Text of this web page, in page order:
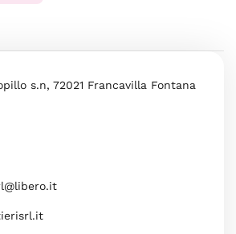
s.n, 72021 Francavilla Fontana